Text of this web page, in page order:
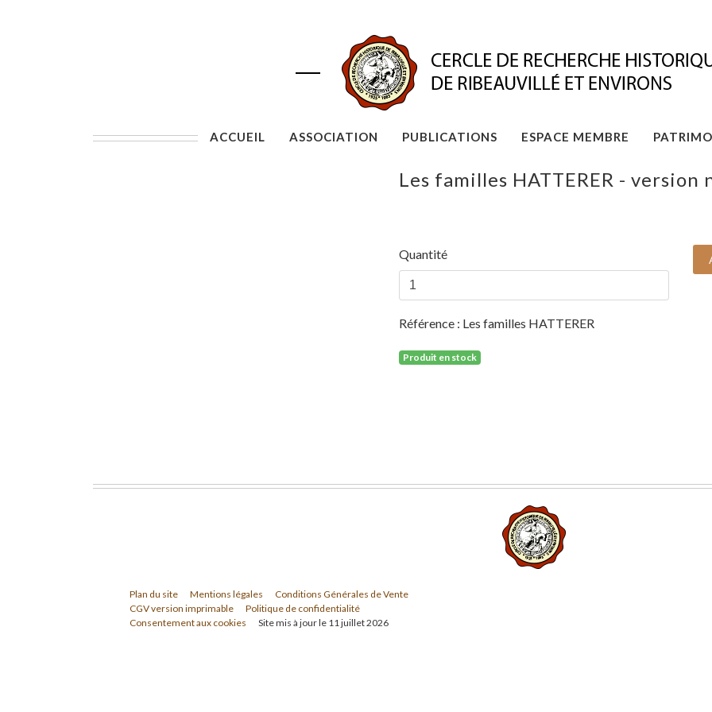
ACCUEIL ASSOCIATION PUBLICATIONS ESPACE MEMBRE
Les familles HATTERER - version
Quantité
Référence : Les familles HATTERER
Produit en stock
Plan du site Mentions légales
Conditions Générales de Vente
CGV version imprimable
Politique de confidentialité
Consentement aux cookies
Site mis à jour le 11 juillet 2026